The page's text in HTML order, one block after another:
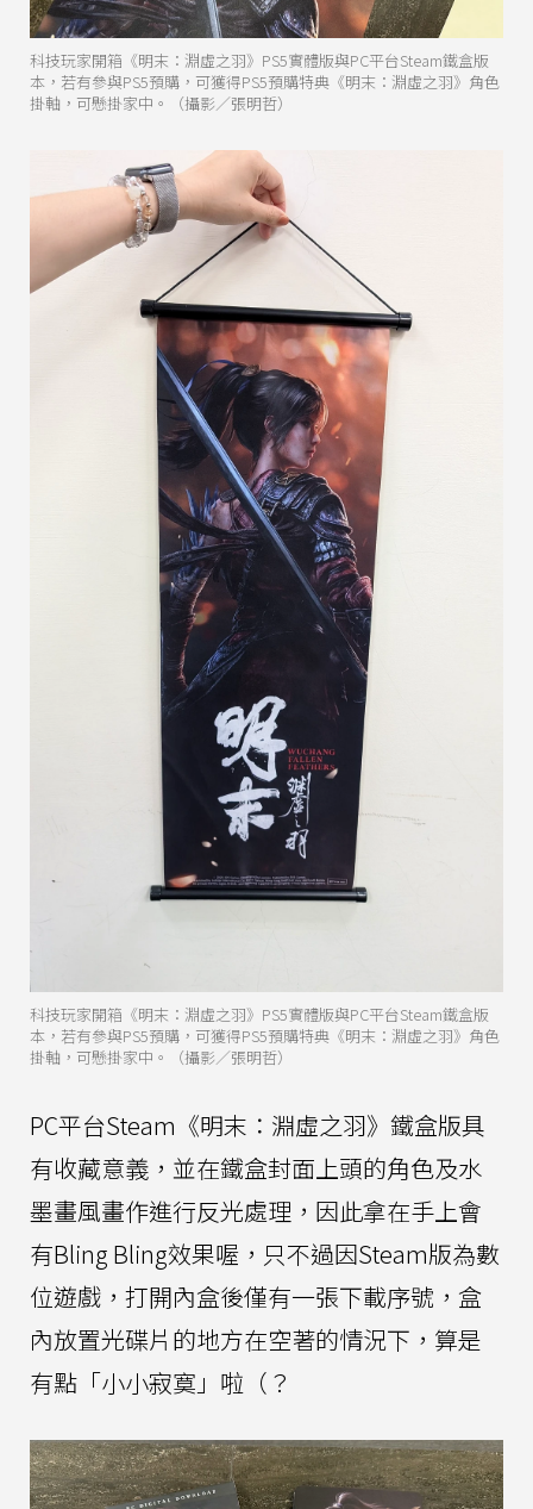
科技玩家開箱《明末：淵虛之羽》PS5實體版與PC平台Steam鐵盒版
本，若有參與PS5預購，可獲得PS5預購特典《明末：淵虛之羽》角色
掛軸，可懸掛家中。（攝影／張明哲）
科技玩家開箱《明末：淵虛之羽》PS5實體版與PC平台Steam鐵盒版
本，若有參與PS5預購，可獲得PS5預購特典《明末：淵虛之羽》角色
掛軸，可懸掛家中。（攝影／張明哲）
PC平台Steam《明末：淵虛之羽》鐵盒版具
有收藏意義，並在鐵盒封面上頭的角色及水
墨畫風畫作進行反光處理，因此拿在手上會
有Bling Bling效果喔，只不過因Steam版為數
位遊戲，打開內盒後僅有一張下載序號，盒
內放置光碟片的地方在空著的情況下，算是
有點「小小寂寞」啦（？